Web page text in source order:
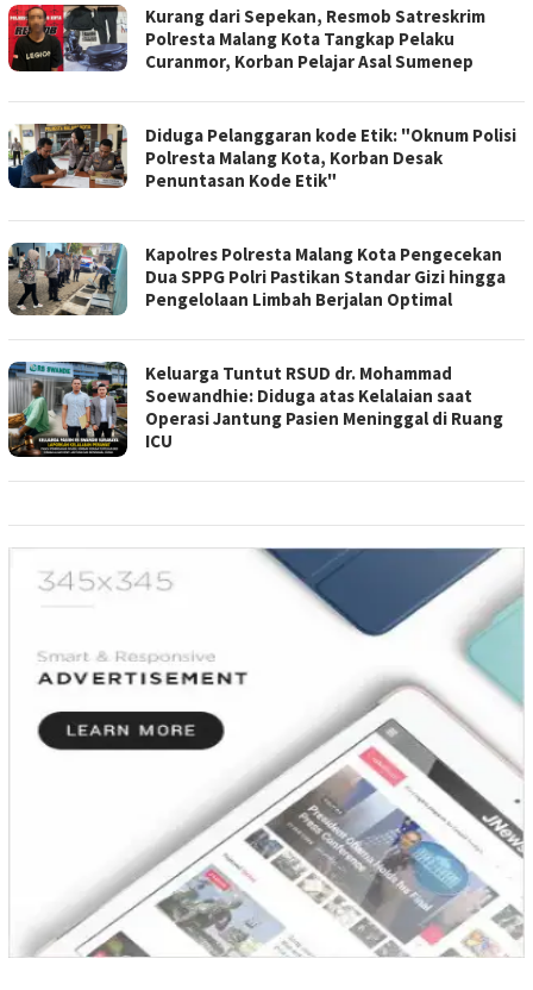
Kurang dari Sepekan, Resmob Satreskrim
Polresta Malang Kota Tangkap Pelaku
Curanmor, Korban Pelajar Asal Sumenep
Diduga Pelanggaran kode Etik: "Oknum Polisi
Polresta Malang Kota, Korban Desak
Penuntasan Kode Etik"
Kapolres Polresta Malang Kota Pengecekan
Dua SPPG Polri Pastikan Standar Gizi hingga
Pengelolaan Limbah Berjalan Optimal
Keluarga Tuntut RSUD dr. Mohammad
Soewandhie: Diduga atas Kelalaian saat
Operasi Jantung Pasien Meninggal di Ruang
ICU